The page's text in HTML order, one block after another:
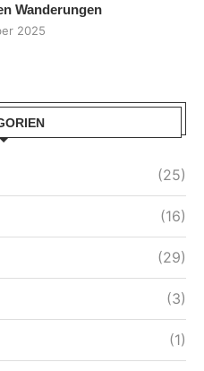
Wanderungen
2025
(25)
(16)
(29)
(3)
(1)